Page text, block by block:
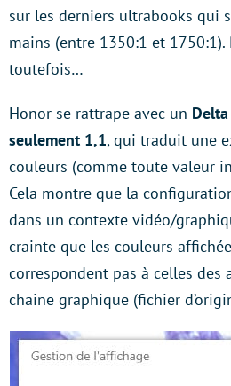
sur les derniers ultrabooks qui
mains (entre 1350:1 et
toutefois…
Honor se rattrape avec un
seulement 1,1, qui traduit une
couleurs (comme toute valeur
Cela montre que la
dans un contexte vidéo/
crainte que les couleurs
correspondent pas à celles des
chaine graphique (fichier